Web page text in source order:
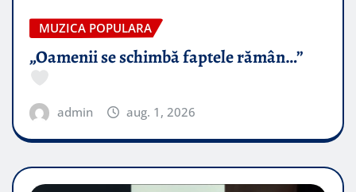
MUZICA POPULARA
„Oamenii se schimbă faptele rămân…”
admin aug. 1, 2026